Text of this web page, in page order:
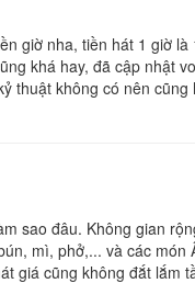
giờ nha, tiền hát 1 giờ
khá hay, đã cập nhật
thuật không có nên
sao đâu. Không gian
mì, phở,... và các
giá cũng không đắt lắm